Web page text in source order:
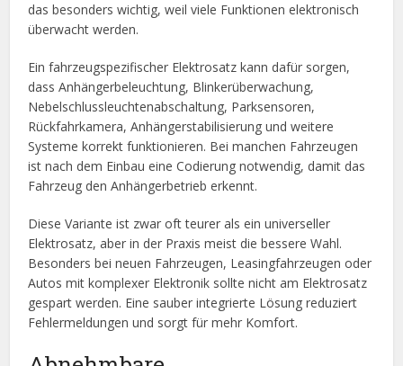
das besonders wichtig, weil viele Funktionen elektronisch
überwacht werden.
Ein fahrzeugspezifischer Elektrosatz kann dafür sorgen,
dass Anhängerbeleuchtung, Blinkerüberwachung,
Nebelschlussleuchtenabschaltung, Parksensoren,
Rückfahrkamera, Anhängerstabilisierung und weitere
Systeme korrekt funktionieren. Bei manchen Fahrzeugen
ist nach dem Einbau eine Codierung notwendig, damit das
Fahrzeug den Anhängerbetrieb erkennt.
Diese Variante ist zwar oft teurer als ein universeller
Elektrosatz, aber in der Praxis meist die bessere Wahl.
Besonders bei neuen Fahrzeugen, Leasingfahrzeugen oder
Autos mit komplexer Elektronik sollte nicht am Elektrosatz
gespart werden. Eine sauber integrierte Lösung reduziert
Fehlermeldungen und sorgt für mehr Komfort.